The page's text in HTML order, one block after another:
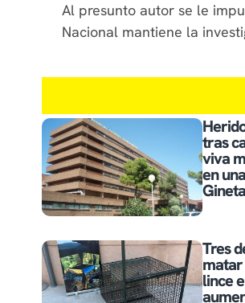
Al presunto autor se le
Nacional mantiene la
tras
viva
en
Gineta
Tres
matar
lince